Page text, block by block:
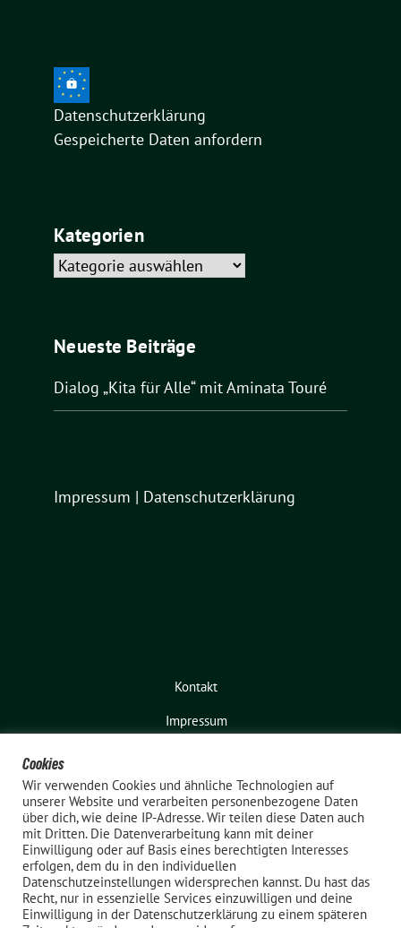
Datenschutzerklärung
Gespeicherte Daten anfordern
Kategorien
Kategorien
Neueste Beiträge
Dialog „Kita für Alle“ mit Aminata Touré
Impressum | Datenschutzerklärung
Kontakt
Impressum
Bündnis 90 / Die Grünen – Elmshorn
benutzt das
freie grüne Themesunflower‐ ein
Cookies
Wir verwenden Cookies und ähnliche Technologien auf
unserer Website und verarbeiten personenbezogene Daten
über dich, wie deine IP-Adresse. Wir teilen diese Daten auch
mit Dritten. Die Datenverarbeitung kann mit deiner
Einwilligung oder auf Basis eines berechtigten Interesses
erfolgen, dem du in den individuellen
Datenschutzeinstellungen widersprechen kannst. Du hast das
Recht, nur in essenzielle Services einzuwilligen und deine
Einwilligung in der Datenschutzerklärung zu einem späteren